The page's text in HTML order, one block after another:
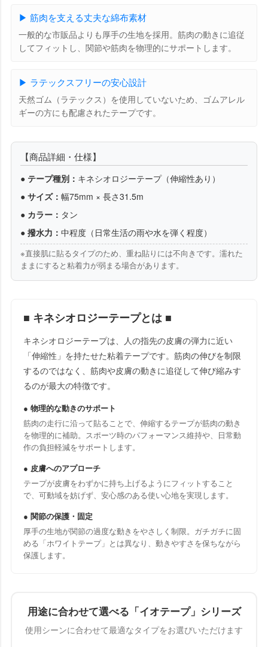
▶ 筋肉を支える丈夫な綿布素材
一般的な市販品よりも厚手の生地を採用。筋肉の動きに追従
してフィットし、関節や筋肉を物理的にサポートします。
▶ ラテックスフリーの安心設計
天然ゴム（ラテックス）を使用していないため、ゴムアレル
ギーの方にも配慮されたテープです。
【商品詳細・仕様】
● テープ種別： キネシオロジーテープ（伸縮性あり）
● サイズ： 幅75mm × 長さ31.5m
● カラー： タン
● 撥水力： 中程度（日常生活の雨や水を弾く程度）
※直接肌に貼るタイプのため、重ね貼りには不向きです。濡れた
ままにすると粘着力が弱まる場合があります。
■ キネシオロジーテープとは ■
キネシオロジーテープは、人の指先の皮膚の弾力に近い
「伸縮性」を持たせた粘着テープです。筋肉の伸びを制限
するのではなく、筋肉や皮膚の動きに追従して伸び縮みす
るのが最大の特徴です。
● 物理的な動きのサポート
筋肉の走行に沿って貼ることで、伸縮するテープが筋肉の動き
を物理的に補助。スポーツ時のパフォーマンス維持や、日常動
作の負担軽減をサポートします。
● 皮膚へのアプローチ
テープが皮膚をわずかに持ち上げるようにフィットすること
で、可動域を妨げず、安心感のある使い心地を実現します。
● 関節の保護・固定
厚手の生地が関節の過度な動きをやさしく制限。ガチガチに固
める「ホワイトテープ」とは異なり、動きやすさを保ちながら
保護します。
用途に合わせて選べる「イオテープ」シリーズ
使用シーンに合わせて最適なタイプをお選びいただけます